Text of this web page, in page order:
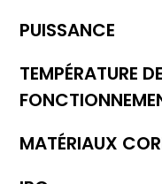
PUISSANCE
TEMPÉRATURE DE
MATÉRIAUX